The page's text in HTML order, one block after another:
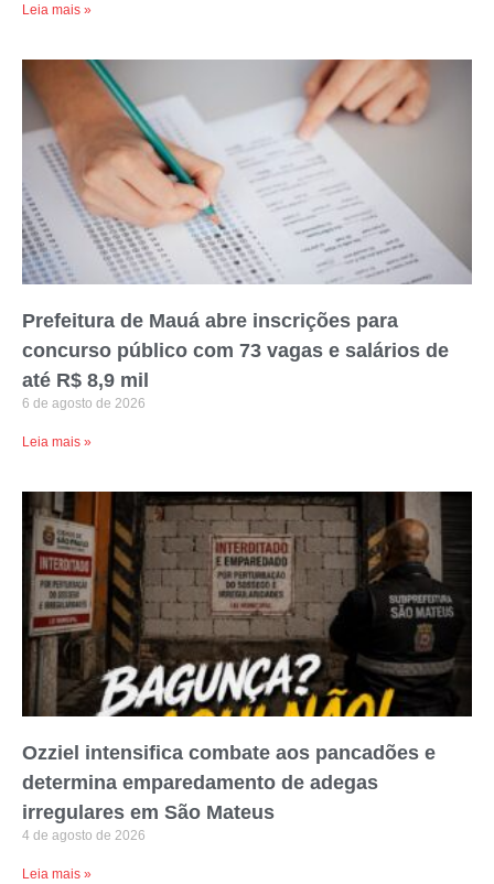
Leia mais »
Prefeitura de Mauá abre inscrições para
concurso público com 73 vagas e salários de
até R$ 8,9 mil
6 de agosto de 2026
Leia mais »
Ozziel intensifica combate aos pancadões e
determina emparedamento de adegas
irregulares em São Mateus
4 de agosto de 2026
Leia mais »